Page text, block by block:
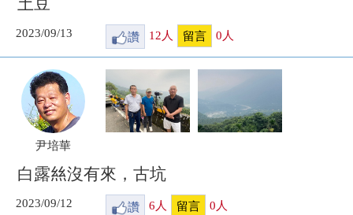
土豆
2023/09/13 讚 12 人 留言 0 人
尹培華
白露𢇁沒有來，古坑
2023/09/12 讚 6 人 留言 0 人